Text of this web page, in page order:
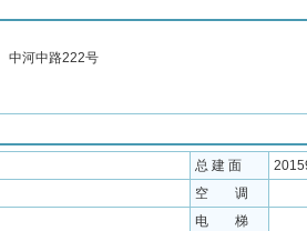
中河中路222号
总 建 面
空 调
电 梯